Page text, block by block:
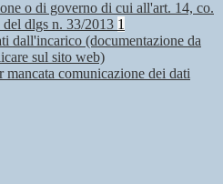
o di governo di cui all'art. 14, co.
del dlgs n. 33/2013 1
dall'incarico (documentazione da
sul sito web)
mancata comunicazione dei dati